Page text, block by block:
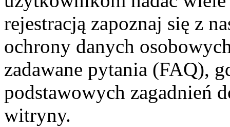
rejestracją zapoznaj się z
ochrony danych
zadawane pytania (FAQ),
podstawowych zagadnień
witryny.